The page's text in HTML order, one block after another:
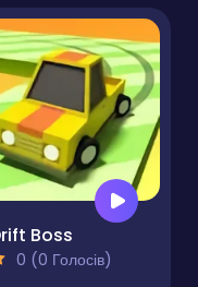
Boss
0 (0 Голосів)